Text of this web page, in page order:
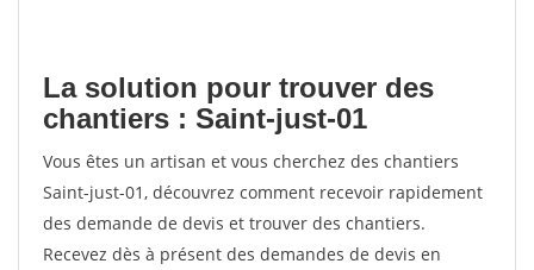
La solution pour trouver des
chantiers : Saint-just-01
Vous êtes un artisan et vous cherchez des chantiers
Saint-just-01, découvrez comment recevoir rapidement
des demande de devis et trouver des chantiers.
Recevez dès à présent des demandes de devis en